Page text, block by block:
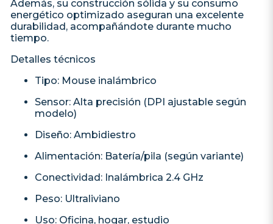
Además, su construcción sólida y su consumo
energético optimizado aseguran una excelente
durabilidad, acompañándote durante mucho
tiempo.
Detalles técnicos
Tipo: Mouse inalámbrico
Sensor: Alta precisión (DPI ajustable según
modelo)
Diseño: Ambidiestro
Alimentación: Batería/pila (según variante)
Conectividad: Inalámbrica 2.4 GHz
Peso: Ultraliviano
Uso: Oficina, hogar, estudio